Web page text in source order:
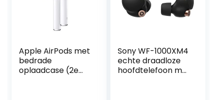
Apple AirPods met
bedrade
oplaadcase (2e
Sony WF-1000XM4
echte draadloze
hoofdtelefoon met